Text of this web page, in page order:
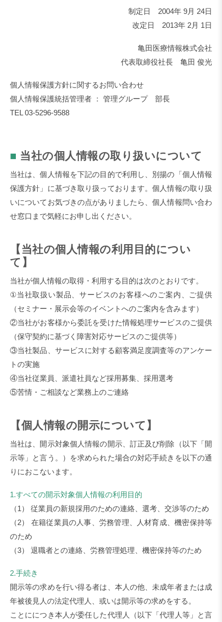
制定日 2004年 9月 24日
改定日 2013年 2月 1日
亀田医療情報株式会社
代表取締役社長 亀田 俊光
個人情報保護方針に関するお問い合わせ
個人情報保護統括管理者 ： 管理グループ 部長
TEL 03-5296-9588
■ 当社の個人情報の取り扱いについて
当社は、個人情報を下記の目的で利用し、別揚の「個人情報
保護方針」に基づき取り扱っております。個人情報の取り扱
いについてお気づきの点がありましたら、個人情報問い合わ
せ窓口まで気軽にお申し出ください。
【当社の個人情報の利用目的につい
て】
当社が個人情報の取得・利用する目的は次のとおりです。
①当社取扱い製品、サービスのお客様へのご案内、ご提供
（セミナー・展示会等のイベントへのご案内を含みます）
②当社がお客様から委託を受けた情報処理サービスのご提供
（保守契約に基づく障害対応サービスのご提供等）
③当社製品、サービスに対する顧客満足度調査等のアンケー
トの実施
④当社従業員、派遣社員など採用募集、採用選考
⑤苦情・ご相談など業務上のご連絡
【個人情報の開示について】
当社は、開示対象個人情報の開示、訂正及び削除（以下「開
示等」と言う。）を求められた場合の対応手続きを以下の通
りにおこないます。
1.すべての開示対象個人情報の利用目的
（1） 従業員の新規採用のための連絡、選考、交渉等のため
（2） 在籍従業員の人事、労務管理、人材育成、機密保持等
のため
（3） 退職者との連絡、労務管理処理、機密保持等のため
2.手続き
開示等の求めを行い得る者は、本人の他、未成年者または成
年被後見人の法定代理人、或いは開示等の求めをする。
ことににつき本人が委任した代理人（以下「代理人等」と言